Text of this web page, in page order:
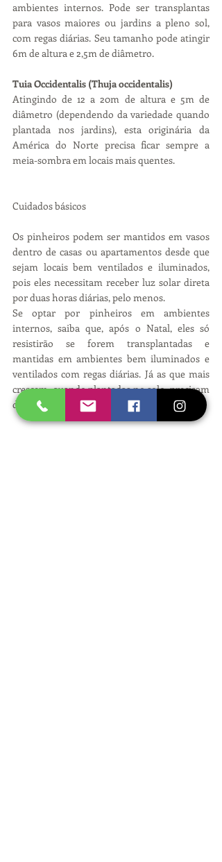
ambientes internos. Pode ser transplantas
para vasos maiores ou jardins a pleno sol,
com regas diárias. Seu tamanho pode atingir
6m de altura e 2,5m de diâmetro.
Tuia Occidentalis (Thuja occidentalis)
Atingindo de 12 a 20m de altura e 5m de
diâmetro (dependendo da variedade quando
plantada nos jardins), esta originária da
América do Norte precisa ficar sempre a
meia-sombra em locais mais quentes.
Cuidados básicos
Os pinheiros podem ser mantidos em vasos
dentro de casas ou apartamentos desde que
sejam locais bem ventilados e iluminados,
pois eles necessitam receber luz solar direta
por duas horas diárias, pelo menos.
Se optar por pinheiros em ambientes
internos, saiba que, após o Natal, eles só
resistirão se forem transplantadas e
mantidas em ambientes bem iluminados e
ventilados com regas diárias. Já as que mais
crescem, quando plantadas no solo, precisam
de espaços amplos e longe de rede elétricas.